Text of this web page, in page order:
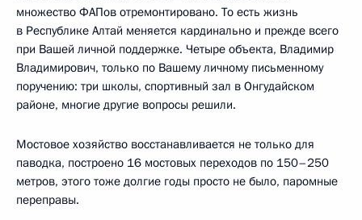
множество ФАПов отремонтировано. То есть жизнь
в Республике Алтай меняется кардинально и прежде всего
при Вашей личной поддержке. Четыре объекта, Владимир
Владимирович, только по Вашему личному письменному
поручению: три школы, спортивный зал в Онгудайском
районе, многие другие вопросы решили.
Мостовое хозяйство восстанавливается не только для
паводка, построено 16 мостовых переходов по 150–250
метров, этого тоже долгие годы просто не было, паромные
переправы.